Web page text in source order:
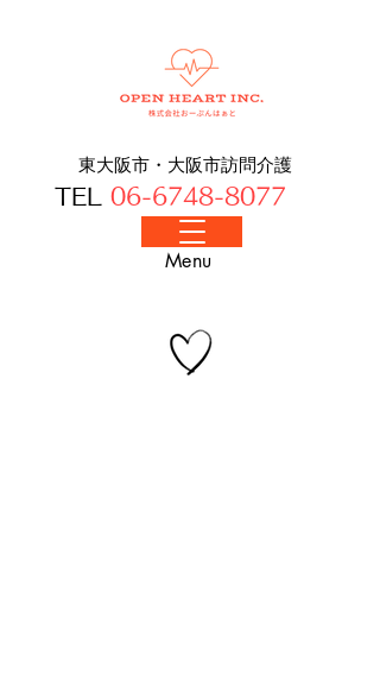
東大阪市・大阪​市訪問介護
TEL 06-6748-8077
​Menu